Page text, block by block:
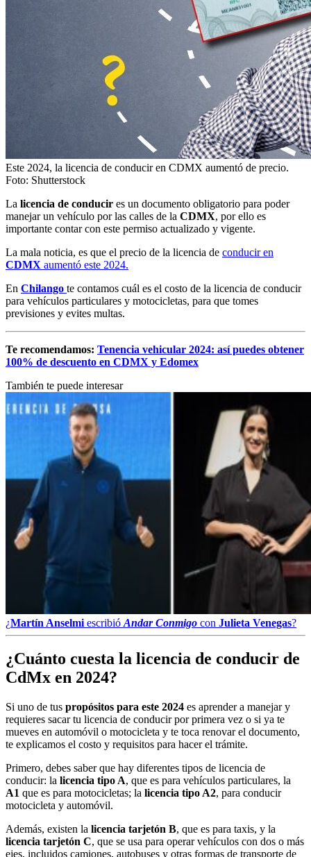
Este 2024, la licencia de conducir en CDMX aumentó de precio.
Foto: Shutterstock
La licencia de conducir es un documento obligatorio para poder
manejar un vehículo por las calles de la CDMX, por ello es
importante contar con este permiso actualizado y vigente.
La mala noticia, es que el precio de la licencia de conducir en
CDMX aumentó este 2024.
En Chilango te contamos cuál es el costo de la licencia de conducir
para vehículos particulares y motocicletas, para que tomes
previsiones y evites multas.
Te recomendamos: Tenencia vehicular 2024: así puedes obtener
100% de descuento en CDMX y Edomex
También te puede interesar
¿Martín Anselmi escribió Andar Conmigo con Julieta Venegas?
¿Cuánto cuesta la licencia de conducir de
CdMx en 2024?
Si uno de tus propósitos para este 2024 es aprender a manejar y
requieres sacar tu licencia de conducir por primera vez o si ya te
mueves en automóvil o motocicleta y te toca renovar el documento,
te explicamos el costo y requisitos para hacer el trámite.
Primero, debes saber que hay diferentes tipos de licencia de
conducir: la licencia tipo A, que es para vehículos particulares, la
A1 que es para motocicletas; la licencia tipo A2, para conducir
motocicleta y automóvil.
Además, existen la licencia tarjetón B, que es para taxis, y la
licencia tarjetón C, que se usa para operar vehículos con dos o más
ejes, incluidos camiones, autobuses y otras formas de transporte de